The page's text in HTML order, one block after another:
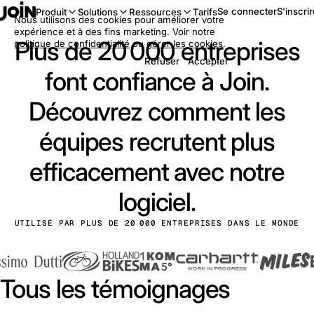
Produit Solutions Ressources TarifsSe connecter
Plus de 20 000 entreprises
font confiance à Join.
Découvrez comment les
équipes recrutent plus
efficacement avec notre
logiciel.
UTILISÉ PAR PLUS DE 20 000 ENTREPRISES DANS LE MONDE
Tous les témoignages
Nous utilisons des cookies pour améliorer votre
expérience et à des fins marketing. Voir notre
politique de confidentialitéou gérer les cookies.
Refuser
Accepter